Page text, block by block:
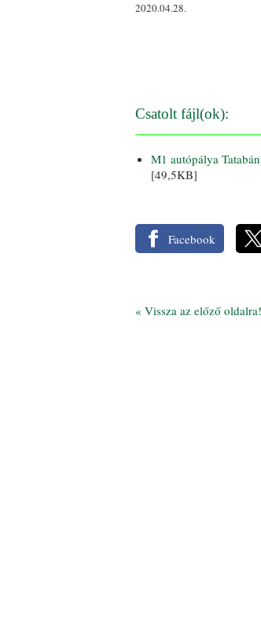
2020.04.28.
Csatolt fájl(ok):
M1 autópálya
[49,5KB]
Facebook
« Vissza az előző oldalra!